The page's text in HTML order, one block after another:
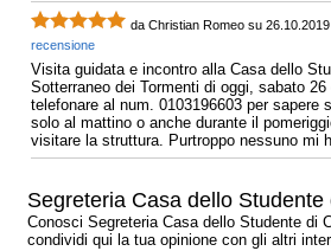
da Christian Romeo su
recensione
Visita guidata e incontro alla Casa dello
Sotterraneo dei Tormenti di oggi, sabato
telefonare al num. 0103196603 per sapere
solo al mattino o anche durante il
visitare la struttura. Purtroppo nessuno mi
Segreteria Casa dello
Conosci Segreteria Casa dello Studente di
condividi qui la tua opinione con gli altri